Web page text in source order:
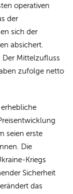
operativen
der
sich der
absichert.
Der Mittelzufluss
zufolge netto
seien erste
Die
Kriegs
Sicherheit
das